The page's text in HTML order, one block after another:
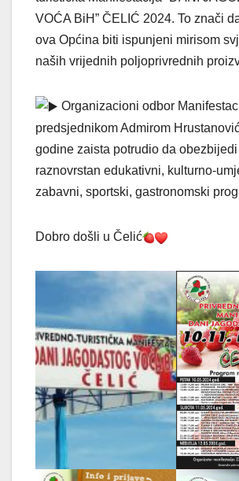
VOĆA BiH” ČELIĆ 2024. To znači
ova Općina biti ispunjeni mirisom
naših vrijednih poljoprivrednih
Organizacioni odbor
predsjednikom Admirom
godine zaista potrudio da
raznovrstan edukativni, kulturno-
zabavni, sportski, gastronomski
Dobro došli u Čelić